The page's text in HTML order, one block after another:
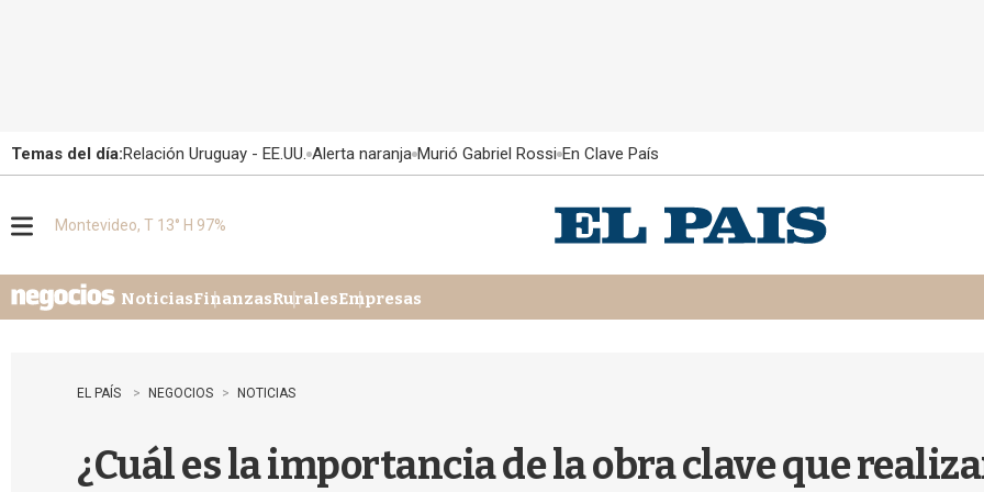
Temas del día:Relación Uruguay - EE.UU. Alerta naranja Murió Gabriel Rossi En Clave País
u
Montevideo, T 13° H 97%
NoticiasFinanzasRuralesEmpresas
EL PAÍS NEGOCIOS NOTICIAS
¿Cuál es la importancia de la obra clave que